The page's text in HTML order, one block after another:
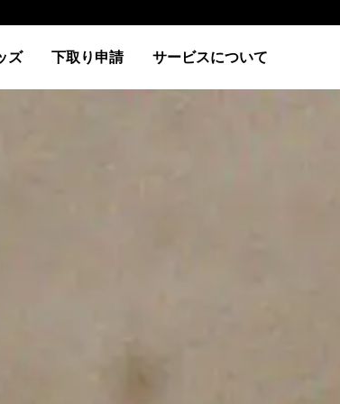
ズ 下取り申請 サービスについて